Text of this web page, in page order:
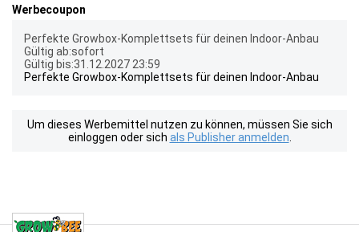
Werbecoupon
Perfekte Growbox-Komplettsets für deinen Indoor-Anbau
Gültig ab:sofort
Gültig bis:31.12.2027 23:59
Perfekte Growbox-Komplettsets für deinen Indoor-Anbau
Um dieses Werbemittel nutzen zu können, müssen Sie sich
einloggen oder sich als Publisher anmelden